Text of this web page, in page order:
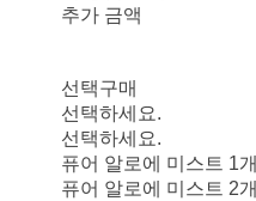
추가 금액
선택구매
선택하세요.
선택하세요.
퓨어 알로에 미스트 1개
퓨어 알로에 미스트 2개